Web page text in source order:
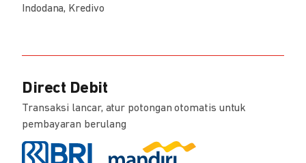
Indodana, Kredivo
Direct Debit
Transaksi lancar, atur potongan otomatis untuk
pembayaran berulang